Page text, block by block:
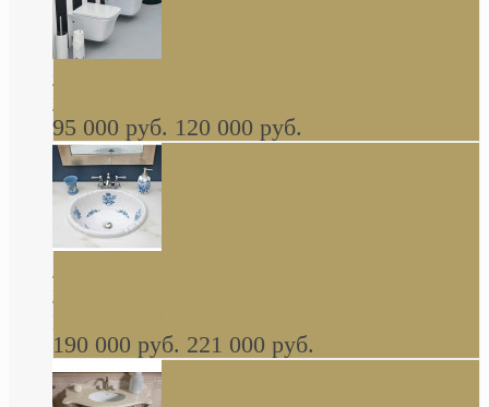
навесное КОМПЛЕКТ
95 000 руб. 120 000 руб.
Decorated Bathroom раковина овальная
встраиваемая для ванной с рисунком синяя
роза В НАЛИЧИИ
190 000 руб. 221 000 руб.